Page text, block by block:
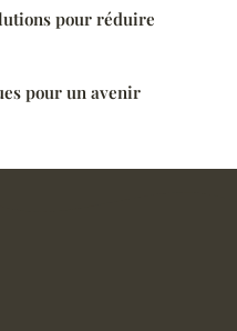
pour réduire
pour un avenir